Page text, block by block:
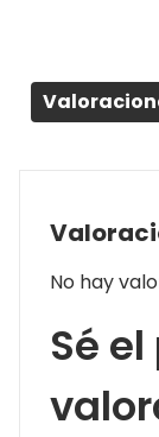
No hay
Sé